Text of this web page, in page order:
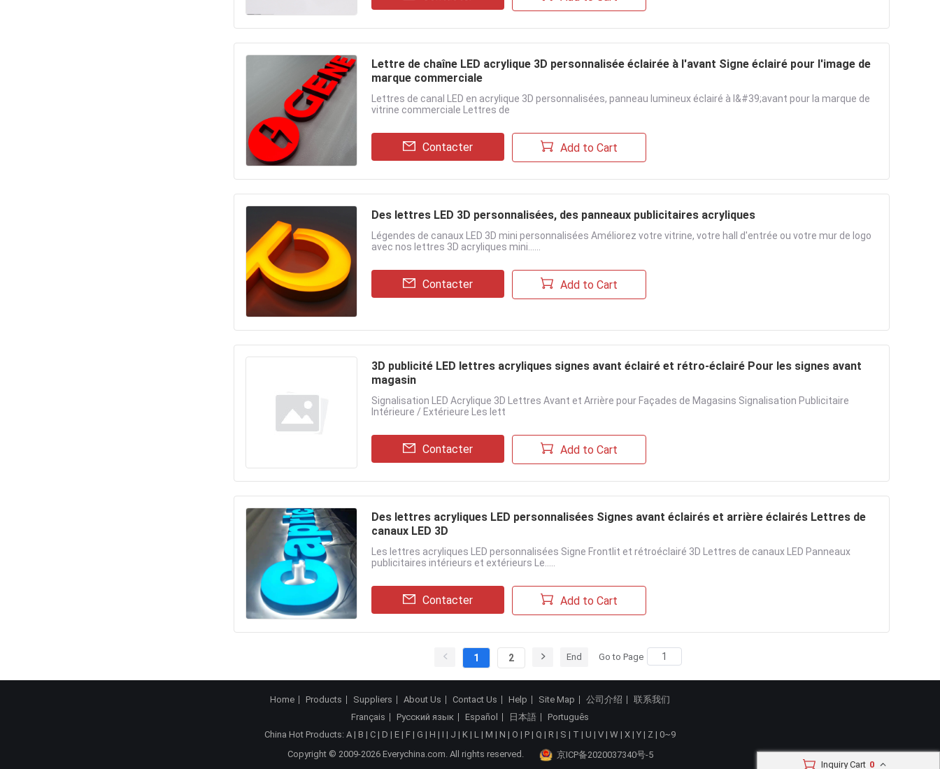
Lettre de chaîne LED acrylique 3D personnalisée éclairée à l'avant Signe éclairé pour l'image de
marque commerciale
Lettres de canal LED en acrylique 3D personnalisées, panneau lumineux éclairé à l&#39;avant pour la marque de
vitrine commerciale Lettres de
Contacter Add to Cart
Des lettres LED 3D personnalisées, des panneaux publicitaires acryliques
Légendes de canaux LED 3D mini personnalisées Améliorez votre vitrine, votre hall d'entrée ou votre mur de logo
avec nos lettres 3D acryliques mini......
Contacter Add to Cart
3D publicité LED lettres acryliques signes avant éclairé et rétro-éclairé Pour les signes avant
magasin
Signalisation LED Acrylique 3D Lettres Avant et Arrière pour Façades de Magasins Signalisation Publicitaire
Intérieure / Extérieure Les lett
Contacter Add to Cart
Des lettres acryliques LED personnalisées Signes avant éclairés et arrière éclairés Lettres de
canaux LED 3D
Les lettres acryliques LED personnalisées Signe Frontlit et rétroéclairé 3D Lettres de canaux LED Panneaux
publicitaires intérieurs et extérieurs Le.....
Contacter Add to Cart
1 2 End Go to Page
Inquiry Cart 0
Home Products Suppliers About Us Contact Us Help Site Map 公司介绍
联系我们
Français
Русский язык Español 日本語
Português
China Hot Products: A | B | C | D | E | F | G | H | I | J | K | L | M | N | O | P | Q | R | S | T | U | V | W | X | Y | Z | 0~9
Copyright © 2009-2026 Everychina.com. All rights reserved.
京ICP备2020037340号-5